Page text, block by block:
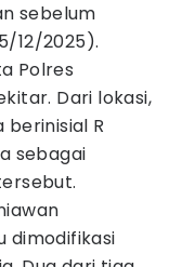
sebelum
12/2025).
Polres
Dari lokasi,
R
sebagai
dimodifikasi